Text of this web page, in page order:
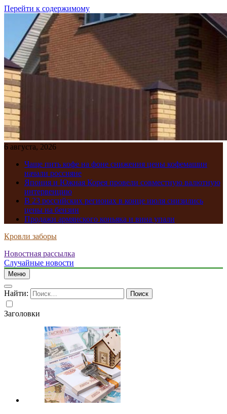
Перейти к содержимому
6 августа, 2026
Чаще пить кофе на фоне снижения цены кофемашин
начали россияне
Япония и Южная Корея провели совместную валютную
интервенцию
В 23 российских регионах в конце июля снизились
цены на бензин
Продажи армянского коньяка и вина упали
Кровли заборы
Новостная рассылка
Случайные новости
Меню
Найти:
Заголовки